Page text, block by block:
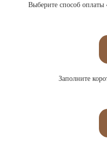
Выберите способ оплаты
Заполните